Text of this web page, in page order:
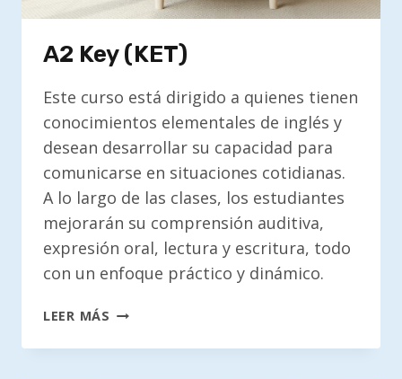
A2 Key (KET)
Este curso está dirigido a quienes tienen
conocimientos elementales de inglés y
desean desarrollar su capacidad para
comunicarse en situaciones cotidianas.
A lo largo de las clases, los estudiantes
mejorarán su comprensión auditiva,
expresión oral, lectura y escritura, todo
con un enfoque práctico y dinámico.
LEER MÁS A2
(KET)